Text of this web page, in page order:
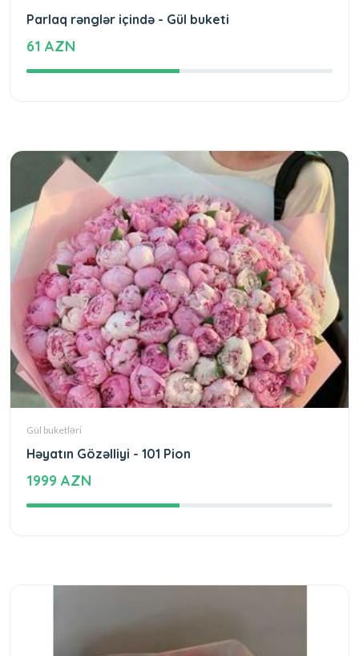
Parlaq rənglər içində - Gül buketi
61 AZN
Gül buketləri
Həyatın Gözəlliyi - 101 Pion
1999 AZN